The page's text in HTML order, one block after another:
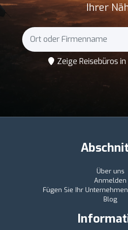
Ihrer
Zeige Reisebüros
Über uns
Anmelden
Fügen Sie Ihr
Blog